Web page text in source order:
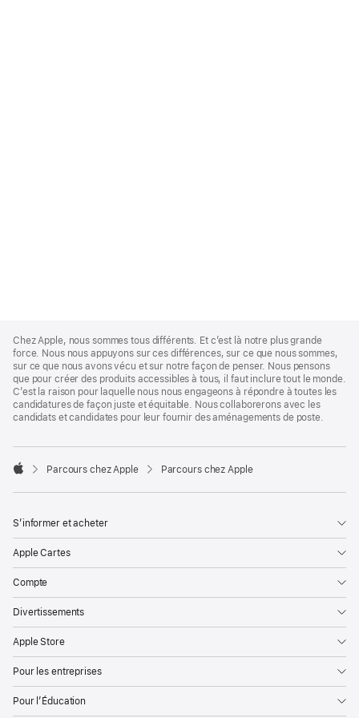
Footer
Chez Apple, nous sommes tous différents. Et c’est là notre plus grande
force. Nous nous appuyons sur ces différences, sur ce que nous sommes,
sur ce que nous avons vécu et sur notre façon de penser. Nous pensons
que pour créer des produits accessibles à tous, il faut inclure tout le monde.
C’est la raison pour laquelle nous nous engageons à répondre à toutes les
candidatures de façon juste et équitable. Nous collaborerons avec les
candidats et candidates pour leur fournir des aménagements de poste.

Parcours chez Apple Parcours chez Apple
S’informer et acheter
Apple Cartes
Compte
Divertissements
Apple Store
Pour les entreprises
Pour l’Éducation